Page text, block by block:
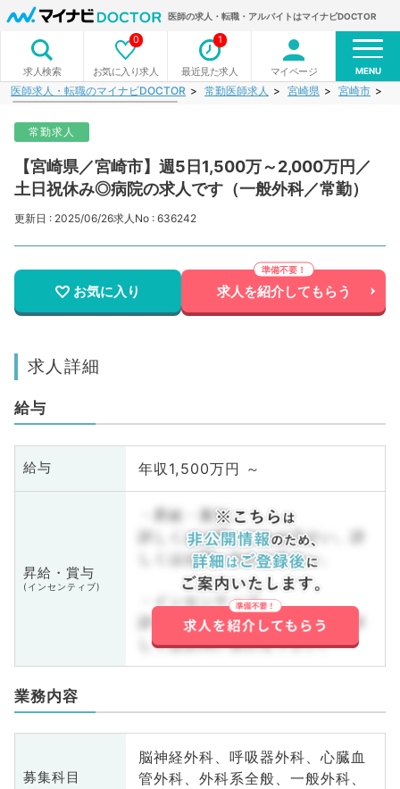
医師の求人・転職・アルバイトはマイナビDOCTOR
求人検索 お気に入り求人
0
最近見た求人
1
マイページ MENU
医師求人・転職のマイナビDOCTOR 常勤医師求人 宮崎県 宮崎市
常勤求人
【宮崎県／宮崎市】週5日1,500万～2,000万円／
土日祝休み◎病院の求人です（一般外科／常勤）
更新日 : 2025/06/26求人No : 636242
お気に入り 求人を紹介してもらう
求人詳細
給与
給与 年収1,500万円 ～
昇給・賞与
(インセンティブ)
・昇給・賞与
詳しくはお問い合わせ下さい。詳
しくはお問い合わせ下さい。
・インセンティブ
詳しくはお問い合わせ下さい。詳
しくはお問い合わせ下さい。
業務内容
募集科目
脳神経外科、呼吸器外科、心臓血
管外科、外科系全般、一般外科、